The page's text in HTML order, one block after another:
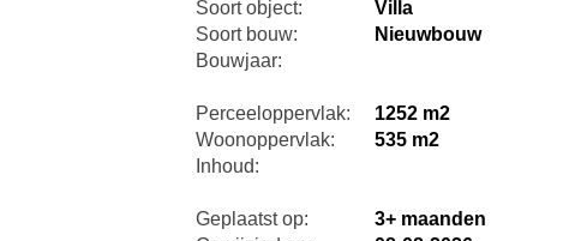
Soort object:
Villa
Soort bouw:
Nieuwbouw
Bouwjaar:
Perceeloppervlak:
1252 m2
Woonoppervlak:
535 m2
Inhoud:
Geplaatst op:
3+ maanden